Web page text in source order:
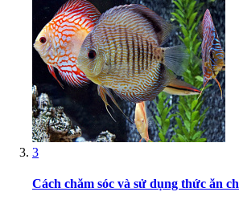
3
Cách chăm sóc và sử dụng thức ăn